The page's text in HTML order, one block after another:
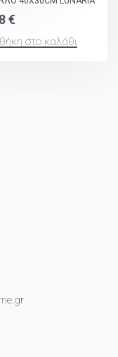
€
στο καλάθι